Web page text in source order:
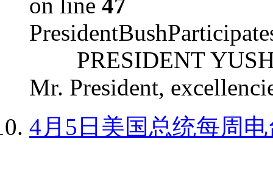
PRESIDENT
Mr. President,
4月5日美国总统每周